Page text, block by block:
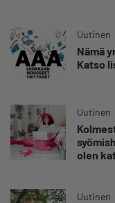
Uutinen
Nämä
Katso
Uutinen
olen
Uutinen